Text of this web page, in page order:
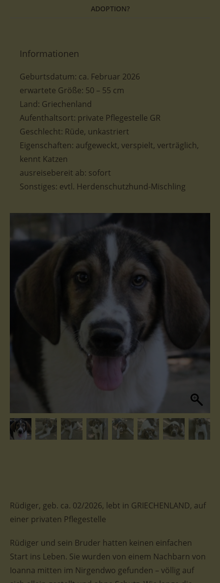
ADOPTION?
Informationen
Geburtsdatum: ca. Februar 2026
erwartete Größe: 50 – 55 cm
Land: Griechenland
Aufenthaltsort: private Pflegestelle GR
Geschlecht: Rüde, unkastriert
Eigenschaften: aufgeweckt, verspielt, verträglich,
kennt Katzen
ausreisebereit ab: sofort
Sonstiges: evtl. Herdenschutzhund-Mischling
Rüdiger, geb. ca. 02/2026, lebt in GRIECHENLAND, auf
einer privaten Pflegestelle
Rüdiger und sein Bruder hatten keinen einfachen
Start ins Leben. Sie wurden von einem Nachbarn von
Ioanna mitten im Nirgendwo gefunden – völlig auf